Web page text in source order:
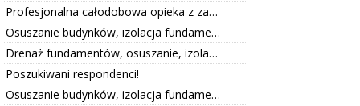
Profesjonalna całodobowa opieka z za…
Osuszanie budynków, izolacja fundame…
Drenaż fundamentów, osuszanie, izola…
Poszukiwani respondenci!
Osuszanie budynków, izolacja fundame…